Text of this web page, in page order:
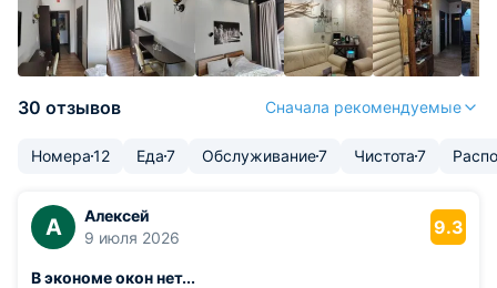
30 отзывов Сначала рекомендуемые
Номера12 Еда7 Обслуживание7 Чистота7
А
Алексей
9 июля 2026
9.3
В экономе окон нет...